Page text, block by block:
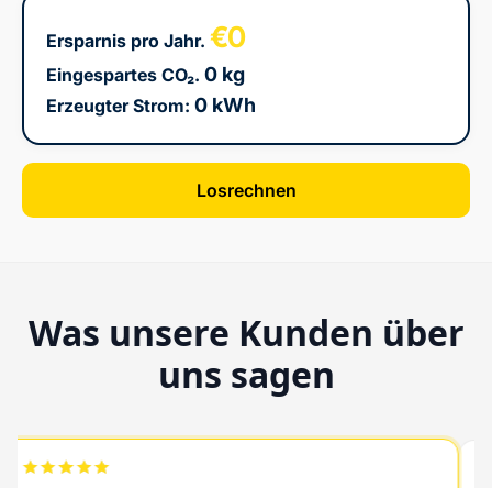
Ersparnis pro Jahr. €0
Eingespartes CO₂. 0 kg
Erzeugter Strom: 0 kWh
Losrechnen
Was unsere Kunden über
uns sagen